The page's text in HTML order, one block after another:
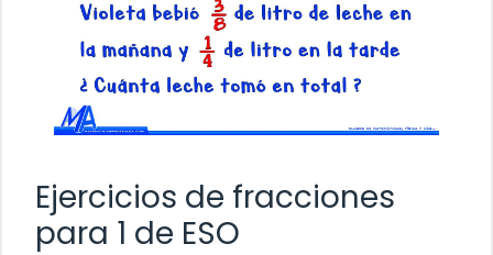
Ejercicios de fracciones
para 1 de ESO